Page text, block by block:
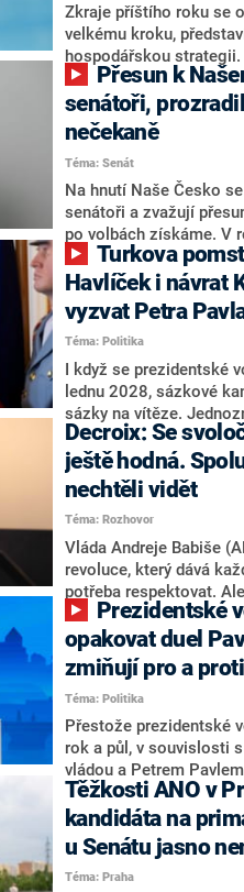
Zkraje příštího roku se
velkému kroku,
hospodářskou strategii.
stárnutí populace, řekl
nový předseda lidovců
senátních volbách
aktivitu opozice, o níž
komentátoři mluví jako
úmorná práce
námi navíc nechodí do
svoje témata,“
NEWS.
senátoři,
nečekaně
Téma: Senát
Na hnutí Naše Česko
senátoři a zvažují
po volbách získáme. V
NEWS to řekl
Martin Kuba. Konkrétní
například senátora
součástí klubu ODS a
redakce nevyloučil.
Zdeněk Nytra redakci
některých senátorů z
nepřítel, ale soupeř.
Havlíček i návrat
vyzvat Petra
Téma: Politika
I když se prezidentské
lednu 2028, sázkové
sázky na vítěze.
hlava státu Petr Pavel.
zmiňují dva výrazné
Andreje Babiše a
Oblíbeným tipem
Motoristy Filip Turek.
o případné kandidatuře
značně pochybuje.
nemá osobu, která by
Decroix: Se
ještě hodná.
nechtěli vidět
Téma: Rozhovor
Vláda Andreje Babiše
revoluce, který dává
potřeba respektovat.
ministryně
rozhovoru pro CNN
ohledně politického
Tejce (za ANO) či
práva Taťány Malé
adresu vlády prý byla
vrátila k volební
hnutí Naše Česko
opakovat duel
zmiňují pro a proti
Téma: Politika
Přestože prezidentské
rok a půl, v souvislosti
vládou a Petrem
tom, koho by do bitvy o
koalice. Někteří
jméno premiéra
pravděpodobné, že se v
bude znovu opakovat
Těžkosti ANO v
kandidáta na
u Senátu jasno
Téma: Praha